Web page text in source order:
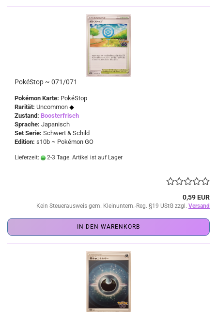
PokéStop ~ 071/071
Pokémon Karte: PokéStop
Rarität: Uncommon
Zustand: Boosterfrisch
Sprache: Japanisch
Set Serie: Schwert & Schild
Edition: s10b ~ Pokémon GO
Lieferzeit: 2-3 Tage. Artikel ist auf Lager
0,59 EUR
Kein Steuerausweis gem. Kleinuntern.-Reg. §19 UStG zzgl. Versand
IN DEN WARENKORB